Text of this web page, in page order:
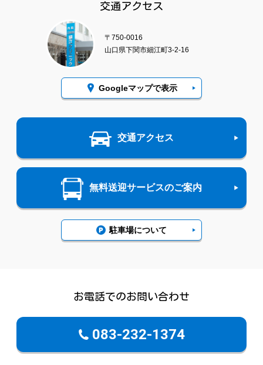
交通アクセス
〒750-0016
山口県下関市細江町3-2-16
Googleマップで表示
交通アクセス
無料送迎サービスのご案内
駐車場について
お電話でのお問い合わせ
083-232-1374